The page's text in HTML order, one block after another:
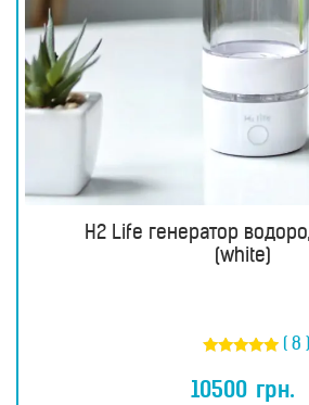
H2 Life генератор
(white)
4.75
из 5
( 8 )
10500 грн.